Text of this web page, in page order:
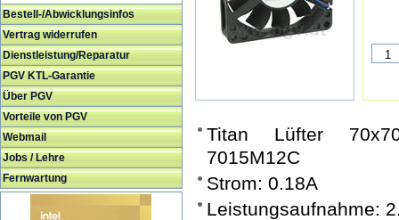
Bestell-/Abwicklungsinfos
Vertrag widerrufen
Dienstleistung/Reparatur
PGV KTL-Garantie
Über PGV
Vorteile von PGV
Webmail
Jobs / Lehre
Fernwartung
Titan Lüfter
7015M12C
Strom: 0.18A
Leistungsaufnahme: